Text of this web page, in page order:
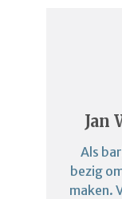
Jan
Als
bezig
maken.